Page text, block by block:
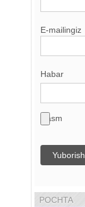
E-mailingiz
Habar
Rasm
Yuborish
POCHTA